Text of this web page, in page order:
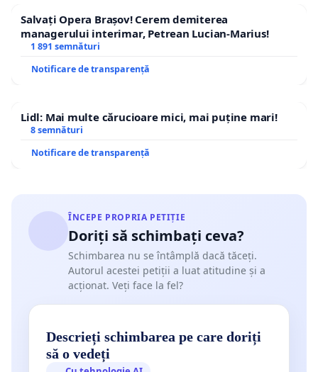
Salvați Opera Brașov! Cerem demiterea
managerului interimar, Petrean Lucian-Marius!
1 891 semnături
Notificare de transparență
Lidl: Mai multe cărucioare mici, mai puține mari!
8 semnături
Notificare de transparență
ÎNCEPE PROPRIA PETIȚIE
Doriți să schimbați ceva?
Schimbarea nu se întâmplă dacă tăceți.
Autorul acestei petiții a luat atitudine și a
acționat. Veți face la fel?
Descrieți schimbarea pe care doriți
să o vedeți